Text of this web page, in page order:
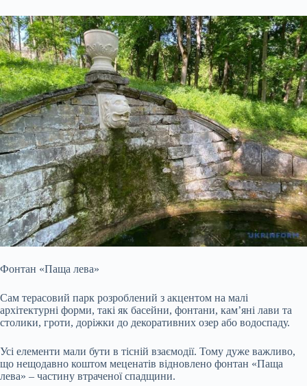
Фонтан «Паща лева»
Сам терасовий парк розроблений з акцентом на малі
архітектурні форми, такі як басейни, фонтани, кам’яні лави та
столики, гроти, доріжки до декоративних озер або водоспаду.
Усі елементи мали бути в тісній взаємодії. Тому дуже важливо,
що нещодавно коштом меценатів відновлено фонтан «Паща
лева» – частину втраченої спадщини.